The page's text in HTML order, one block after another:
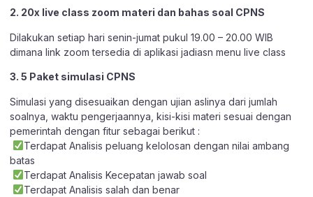
2. 20x live class zoom materi dan bahas soal CPNS
Dilakukan setiap hari senin-jumat pukul 19.00 – 20.00 WIB
dimana link zoom tersedia di aplikasi jadiasn menu live class
3. 5 Paket simulasi CPNS
Simulasi yang disesuaikan dengan ujian aslinya dari jumlah
soalnya, waktu pengerjaannya, kisi-kisi materi sesuai dengan
pemerintah dengan fitur sebagai berikut :
Terdapat Analisis peluang kelolosan dengan nilai ambang
batas
Terdapat Analisis Kecepatan jawab soal
Terdapat Analisis salah dan benar